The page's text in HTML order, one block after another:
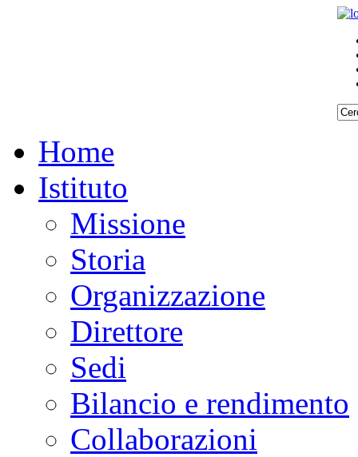
Home
Istituto
Missione
Storia
Organizzazione
Direttore
Sedi
Bilancio e rendimento
Collaborazioni